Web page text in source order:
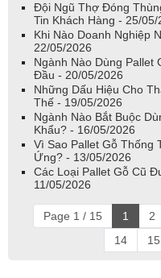
Đội Ngũ Thợ Đóng
Tin Khách Hàng - 25/05/
Khi Nào Doanh Nghiệp
22/05/2026
Ngành Nào Dùng Pallet
Đầu - 20/05/2026
Những Dấu Hiệu Cho
Thế - 19/05/2026
Ngành Nào Bắt Buộc
Khẩu? - 16/05/2026
Vì Sao Pallet Gỗ Thống
Ứng? - 13/05/2026
Các Loại Pallet Gỗ Cũ
11/05/2026
Page 1 / 15 1 2
14
15